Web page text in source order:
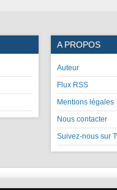
A PROPOS
Auteur
Flux RSS
Mentions légales
Nous contacter
Suivez-nous sur